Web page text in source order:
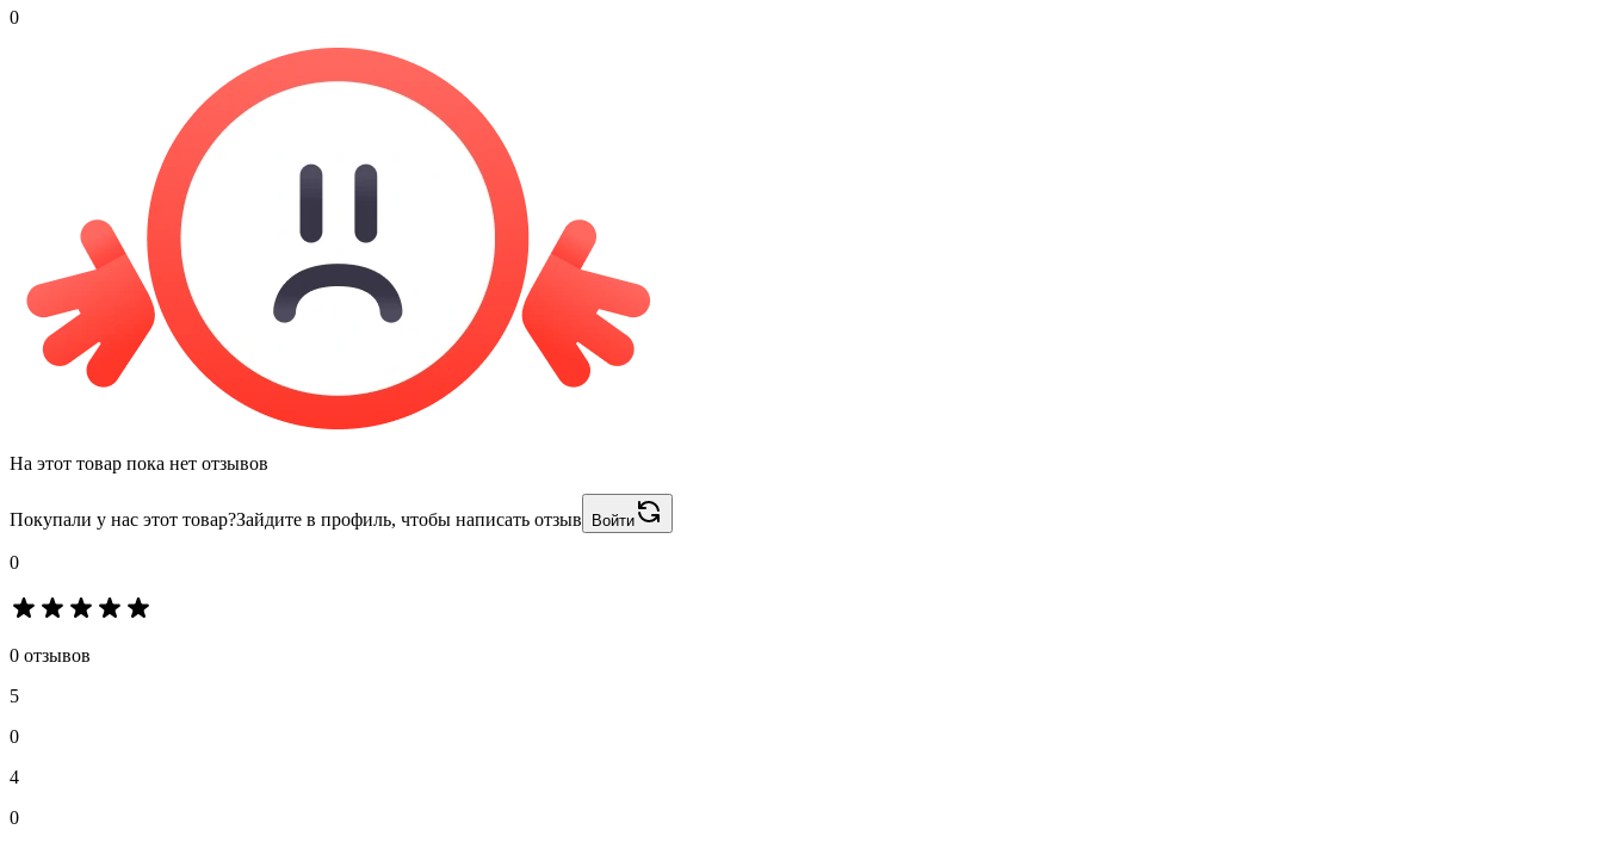
0
На этот товар пока нет отзывов
Покупали у нас этот товар?Зайдите в профиль, чтобы написать отзыв Войти
0
0 отзывов
5
0
4
0